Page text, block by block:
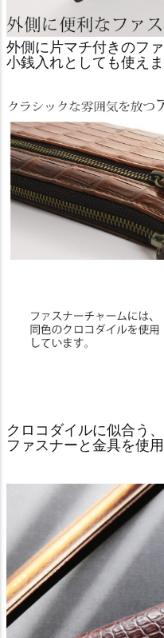
外側に片マチ付きのフ
小銭入れとしても使えま
クロコダイルに似合う
ファスナーと金具を使用